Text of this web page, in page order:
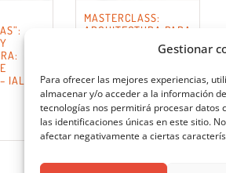
Gestionar
Para ofrecer las mejores experiencias,
almacenar y/o acceder a la información
tecnologías nos permitirá procesar datos
las identificaciones únicas en este sitio.
afectar negativamente a ciertas
IALAB
MASTERCLASS:
ARQUITECTURA PARA
EL APRENDIZAJE